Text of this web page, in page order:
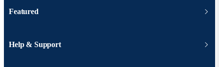
Featured
Help & Support